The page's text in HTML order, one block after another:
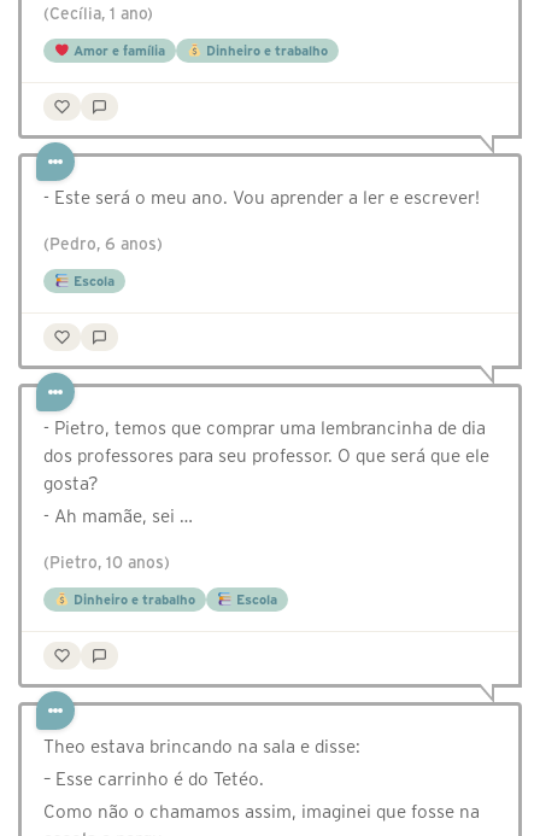
(Cecília, 1 ano)
Amor e família Dinheiro e trabalho
- Este será o meu ano. Vou aprender a ler e escrever!
(Pedro, 6 anos)
Escola
- Pietro, temos que comprar uma lembrancinha de dia
dos professores para seu professor. O que será que ele
gosta?
- Ah mamãe, sei …
(Pietro, 10 anos)
Dinheiro e trabalho Escola
Theo estava brincando na sala e disse:
– Esse carrinho é do Tetéo.
Como não o chamamos assim, imaginei que fosse na